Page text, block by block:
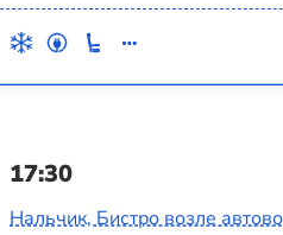
17:30
Нальчик, Бистро возле